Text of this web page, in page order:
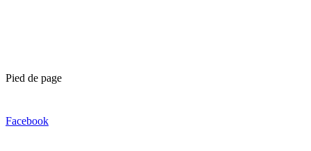
Pied de page
Facebook